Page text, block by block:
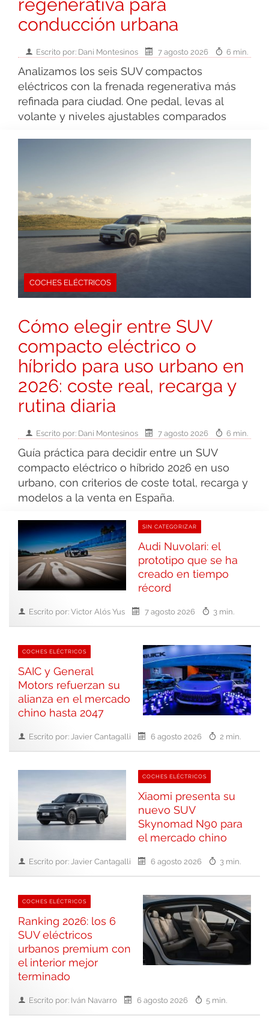
regenerativa para
conducción urbana
Escrito por: Dani Montesinos 7 agosto 2026 6 min.
Analizamos los seis SUV compactos
eléctricos con la frenada regenerativa más
refinada para ciudad. One pedal, levas al
volante y niveles ajustables comparados
COCHES ELÉCTRICOS
Cómo elegir entre SUV
compacto eléctrico o
híbrido para uso urbano en
2026: coste real, recarga y
rutina diaria
Escrito por: Dani Montesinos 7 agosto 2026 6 min.
Guía práctica para decidir entre un SUV
compacto eléctrico o híbrido 2026 en uso
urbano, con criterios de coste total, recarga y
modelos a la venta en España.
SIN CATEGORIZAR
Audi Nuvolari: el
prototipo que se ha
creado en tiempo
récord
Escrito por: Victor Alós Yus 7 agosto 2026 3 min.
COCHES ELÉCTRICOS
SAIC y General
Motors refuerzan su
alianza en el mercado
chino hasta 2047
Escrito por: Javier Cantagalli 6 agosto 2026 2 min.
COCHES ELÉCTRICOS
Xiaomi presenta su
nuevo SUV
Skynomad N90 para
el mercado chino
Escrito por: Javier Cantagalli 6 agosto 2026 3 min.
COCHES ELÉCTRICOS
Ranking 2026: los 6
SUV eléctricos
urbanos premium con
el interior mejor
terminado
Escrito por: Iván Navarro 6 agosto 2026 5 min.